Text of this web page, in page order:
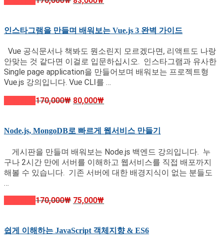
인스타그램을 만들며 배워보는 Vue.js 3 완벽 가이드
Vue 공식문서나 책봐도 뭔소린지 모르겠다면, 리액트도 나랑
안맞는 것 같다면 이걸로 입문하십시오. 인스타그램과 유사한
Single page application을 만들어보며 배워보는 프로젝트형
Vue.js 강의입니다. Vue CLI를 …
170,000₩ 80,000₩
Node.js, MongoDB로 빠르게 웹서비스 만들기
게시판을 만들며 배워보는 Node.js 백엔드 강의입니다. 누
구나 2시간 만에 서버를 이해하고 웹서비스를 직접 배포까지
해볼 수 있습니다. 기존 서버에 대한 배경지식이 없는 분들도
…
170,000₩ 75,000₩
쉽게 이해하는 JavaScript 객체지향 & ES6